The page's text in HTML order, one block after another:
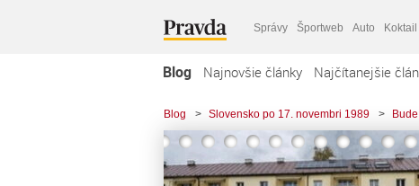
Správy Športweb Auto Koktail
Blog Najnovšie články Najčítanejšie
Blog > Slovensko po 17. novembri 1989 >